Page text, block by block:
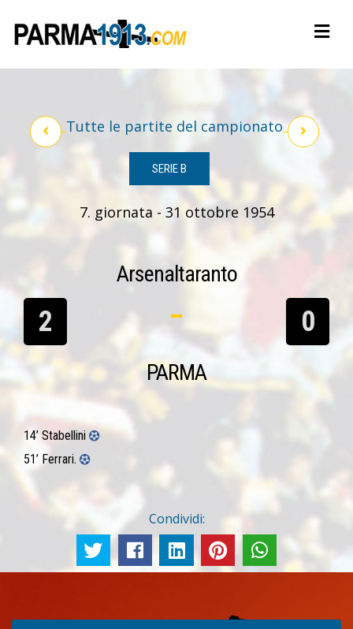
Tutte le partite del campionato
SERIE B
7. giornata - 31 ottobre 1954
Arsenaltaranto
2 0
PARMA
14’ Stabellini
51’ Ferrari.
Condividi: